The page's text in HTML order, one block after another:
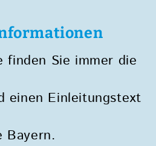
Sie immer die
einen Einleitungstext
Bayern.